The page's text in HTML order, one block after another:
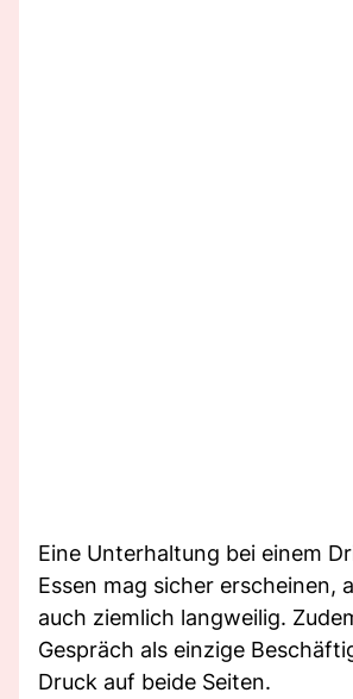
Eine Unterhaltung bei einem
Essen mag sicher erscheinen,
auch ziemlich langweilig.
Gespräch als einzige
Druck auf beide Seiten.